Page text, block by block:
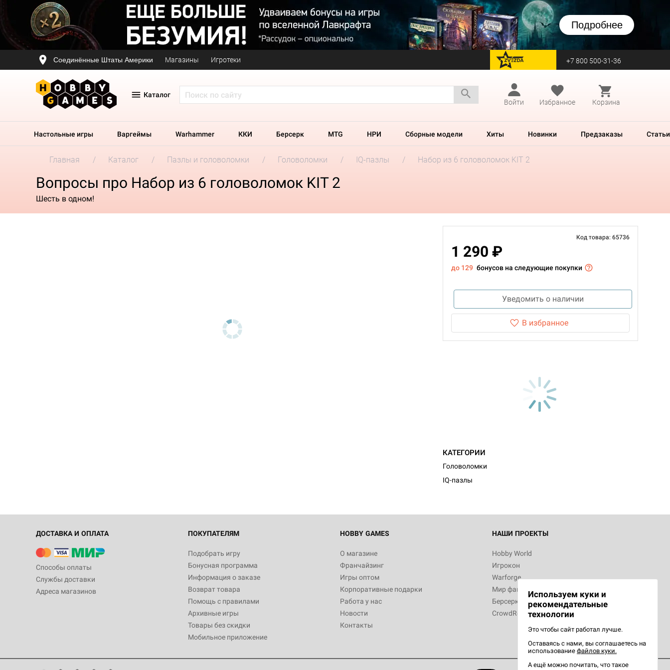
Подробнее
Соединённые Штаты Америки Магазины Игротеки перейти на Zvezda +7 800 500-31-36
Каталог
Войти
Избранное Корзина
Настольные игры Варгеймы Warhammer ККИ Берсерк MTG НРИ Сборные модели Хиты Новинки Предзаказы Статьи
Главная Каталог Пазлы и головоломки Головоломки IQ-пазлы Набор из 6 головоломок KIT 2
Вопросы про Набор из 6 головоломок KIT 2
Шесть в одном!
Код товара: 65736
1 290 ₽
до 129 бонусов на следующие покупки
Уведомить о наличии
В избранное
КАТЕГОРИИ
Головоломки
IQ-пазлы
ДОСТАВКА И ОПЛАТА
Способы оплаты
Службы доставки
Адреса магазинов
ПОКУПАТЕЛЯМ
Подобрать игру
Бонусная программа
Информация о заказе
Возврат товара
Помощь с правилами
Архивные игры
Товары без скидки
Мобильное приложение
HOBBY GAMES
О магазине
Франчайзинг
Игры оптом
Корпоративные подарки
Работа у нас
Новости
Контакты
НАШИ ПРОЕКТЫ
Hobby World
Игрокон
Warforge
Мир фантастики
Берсерк
CrowdRepublic
Используем куки и
рекомендательные
технологии
Это чтобы сайт работал лучше.
Оставаясь с нами, вы соглашаетесь на
использование файлов куки.
А ещё можно почитать, что такое